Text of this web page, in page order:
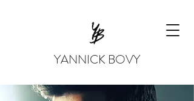
YANNICK BOVY